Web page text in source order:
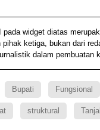
pada widget diatas
pihak ketiga, bukan dari
dalam pembuatan
Bupati Fungsional
struktural